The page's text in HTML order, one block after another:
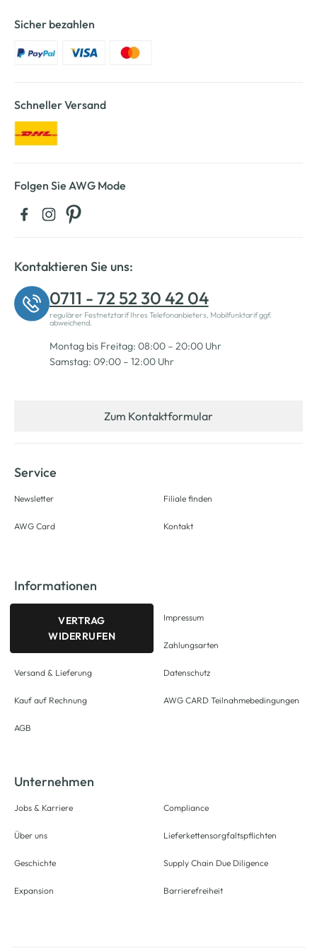
Sicher bezahlen
Schneller Versand
Folgen Sie AWG Mode
Kontaktieren Sie uns:
0711 - 72 52 30 42 04
regulärer Festnetztarif Ihres Telefonanbieters, Mobilfunktarif ggf.
abweichend.
Montag bis Freitag: 08:00 – 20:00 Uhr
Samstag: 09:00 – 12:00 Uhr
Zum Kontaktformular
Service
Newsletter
AWG Card
Filiale finden
Kontakt
Informationen
VERTRAG
WIDERRUFEN
Versand & Lieferung
Kauf auf Rechnung
AGB
Impressum
Zahlungsarten
Datenschutz
AWG CARD Teilnahmebedingungen
Unternehmen
Jobs & Karriere
Über uns
Geschichte
Expansion
Compliance
Lieferkettensorgfaltspflichten
Supply Chain Due Diligence
Barrierefreiheit